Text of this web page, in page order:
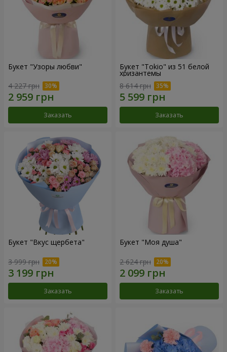
Букет "Узоры любви"
4 227 грн
Заказать
Букет "Tokio" из 51 белой
хризантемы
8 614 грн
Заказать
Букет "Вкус щербета"
3 999 грн
Заказать
Букет "Моя душа"
2 624 грн
Заказать